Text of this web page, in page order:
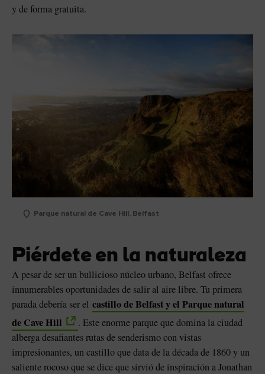
y de forma gratuita.
Parque natural de Cave Hill, Belfast
Piérdete en la naturaleza
A pesar de ser un bullicioso núcleo urbano, Belfast ofrece
innumerables oportunidades de salir al aire libre. Tu primera
parada debería ser el castillo de Belfast y el Parque natural
de Cave Hill
. Este enorme parque que domina la ciudad
alberga desafiantes rutas de senderismo con vistas
impresionantes, un castillo que data de la década de 1860 y un
saliente rocoso que se dice que sirvió de inspiración a Jonathan